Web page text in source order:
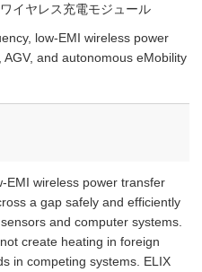
イヤレス充電モジュール
low-EMI wireless power
and autonomous eMobility
EMI wireless power transfer
a gap safely and efficiently
and computer systems.
create heating in foreign
in competing systems. ELIX